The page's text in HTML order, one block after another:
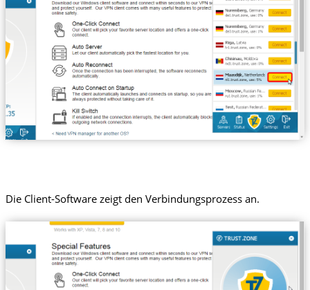
Die Client-Software zeigt den Verbindungsprozess an.